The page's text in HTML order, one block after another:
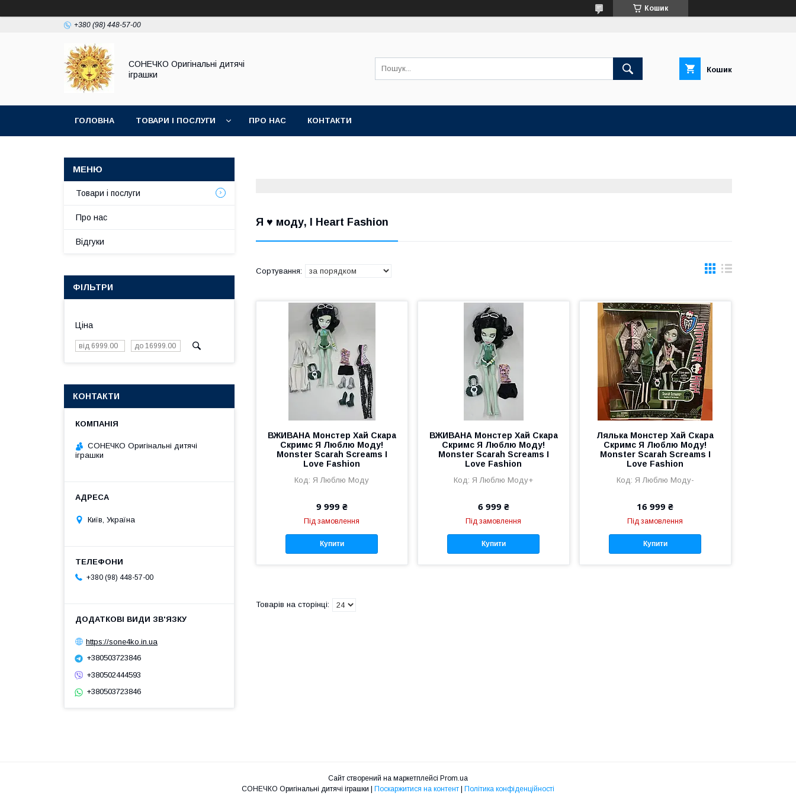
Кошик
+380 (98) 448-57-00
СОНЕЧКО Оригінальні дитячі
іграшки
Кошик
ГОЛОВНА ТОВАРИ І ПОСЛУГИ ПРО НАС КОНТАКТИ
Я ♥ моду, I Heart Fashion
ВЖИВАНА Монстер Хай Скара
Скримс Я Люблю Моду!
Monster Scarah Screams I
Love Fashion
Я Люблю Моду
9 999 ₴
Під замовлення
Купити
ВЖИВАНА Монстер Хай Скара
Скримс Я Люблю Моду!
Monster Scarah Screams I
Love Fashion
Я Люблю Моду+
6 999 ₴
Під замовлення
Купити
Лялька Монстер Хай Скара
Скримс Я Люблю Моду!
Monster Scarah Screams I
Love Fashion
Я Люблю Моду-
16 999 ₴
Під замовлення
Купити
Товари і послуги
Про нас
Відгуки
ФІЛЬТРИ
Ціна
КОНТАКТИ
СОНЕЧКО Оригінальні дитячі
іграшки
Київ, Україна
+380 (98) 448-57-00
https://sone4ko.in.ua
+380503723846
+380502444593
+380503723846
Сайт створений на маркетплейсі Prom.ua
СОНЕЧКО Оригінальні дитячі іграшки | Поскаржитися на контент | Політика конфіденційності